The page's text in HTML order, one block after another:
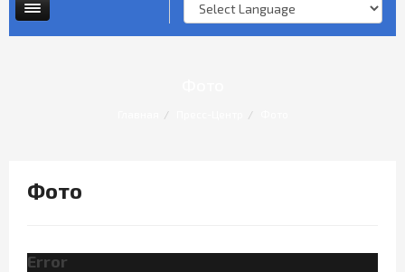
Опросы и анкеты
Фото
Error